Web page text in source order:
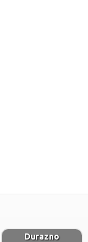
Durazno